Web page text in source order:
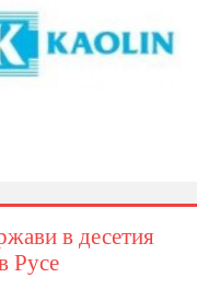
в десетия
Русе